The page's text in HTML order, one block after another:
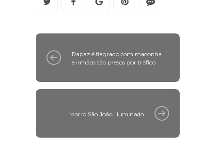
Rapaz é flagrado com maconha
e irmãos são presos por tráfico
Morro São João, Iluminado